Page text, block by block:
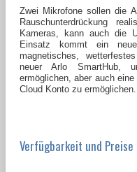
Zwei Mikrofone sollen die
Rauschunterdrückung
Kameras, kann auch die
Einsatz kommt ein
magnetisches,
neuer Arlo SmartHub,
ermöglichen, aber auch
Cloud Konto zu ermöglichen.
Verfügbarkeit und Preise